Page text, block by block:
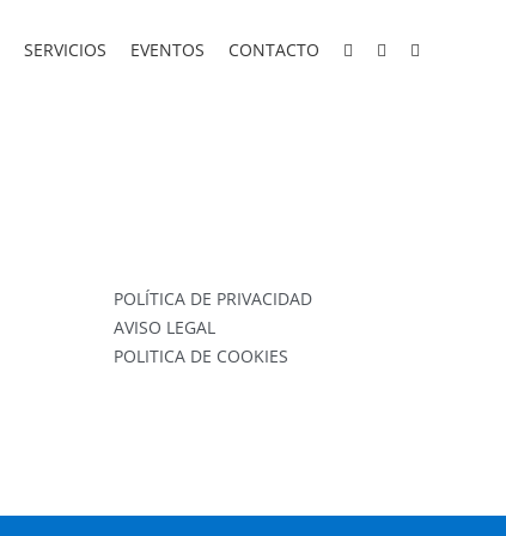
SERVICIOS EVENTOS CONTACTO
POLÍTICA DE PRIVACIDAD
AVISO LEGAL
POLITICA DE COOKIES